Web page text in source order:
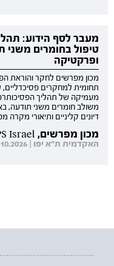
מעבר לסף הידוע:
טיפול בחומרים משני
ופרקטיקה
תחומית למחקרים פסיכדליים,
מעמיקה של תהליך
משולב חומרים משני תודעה,
דיונים קליניים ותיאורי
מכון מפרשים, MAPS Israel
האקדמית ת"א יפו | 23.10.2026 | יום שישי | 08:30-14:00